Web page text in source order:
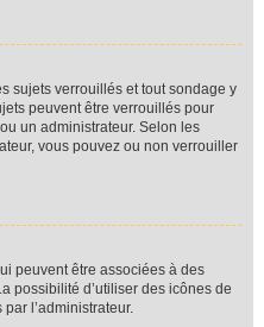
sujets verrouillés et tout sondage y
peuvent être verrouillés pour
un administrateur. Selon les
vous pouvez ou non verrouiller
peuvent être associées à des
possibilité d’utiliser des icônes de
l’administrateur.